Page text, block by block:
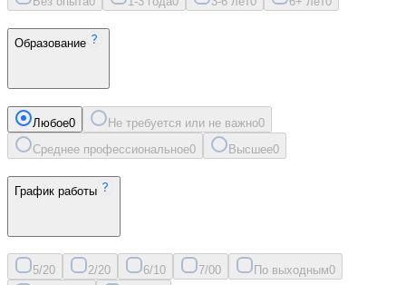
Образование
Любое0 Не требуется или не важно0
Среднее профессиональное0 Высшее0
График работы
5/20 2/20 6/10 7/00 По выходным0